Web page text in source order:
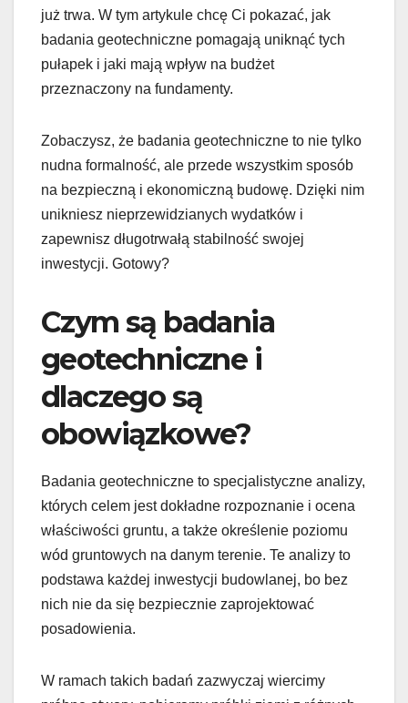
już trwa. W tym artykule chcę Ci pokazać, jak
badania geotechniczne pomagają uniknąć tych
pułapek i jaki mają wpływ na budżet
przeznaczony na fundamenty.
Zobaczysz, że badania geotechniczne to nie tylko
nudna formalność, ale przede wszystkim sposób
na bezpieczną i ekonomiczną budowę. Dzięki nim
unikniesz nieprzewidzianych wydatków i
zapewnisz długotrwałą stabilność swojej
inwestycji. Gotowy?
Czym są badania
geotechniczne i
dlaczego są
obowiązkowe?
Badania geotechniczne to specjalistyczne analizy,
których celem jest dokładne rozpoznanie i ocena
właściwości gruntu, a także określenie poziomu
wód gruntowych na danym terenie. Te analizy to
podstawa każdej inwestycji budowlanej, bo bez
nich nie da się bezpiecznie zaprojektować
posadowienia.
W ramach takich badań zazwyczaj wiercimy